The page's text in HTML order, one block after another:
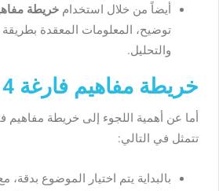
أيضاً من خلال استخدام خريطة
توضيح، المعلومات المعقدة بطريقة
والتحليل.
خريطة مفاهيم فارغة 4 اقسام
تتمثل في التالي:
بالبداية يتم اختيار الموضوع بدقة،